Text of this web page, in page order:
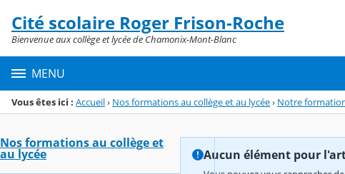
Menu de la rubrique
Contenu
Cité scolaire Roger Frison-Roche
Bienvenue aux collège et lycée de Chamonix-Mont-Blanc
MENU
Vous êtes ici : Accueil› Nos formations au collège et au lycée› Notre
Nos formations au collège et
au lycée Aucun élément pour